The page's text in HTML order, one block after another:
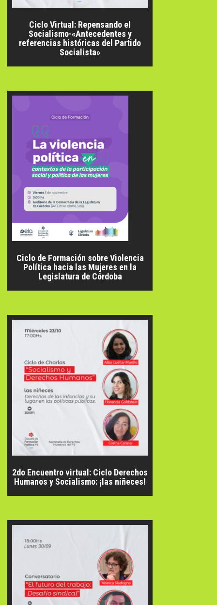
Ciclo Virtual: Repensando el
Socialismo-«Antecedentes y
referencias históricas del Partido
Socialista»
Ciclo de Formación sobre Violencia
Política hacia las Mujeres en la
Legislatura de Córdoba
2do Encuentro virtual: Ciclo Derechos
Humanos y Socialismo: ¡las niñeces!